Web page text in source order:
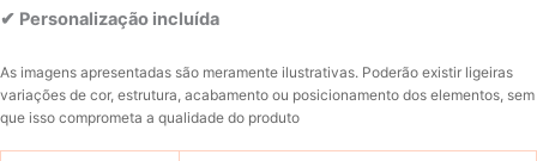
✔ Personalização incluída
As imagens apresentadas são meramente ilustrativas. Poderão existir ligeiras
variações de cor, estrutura, acabamento ou posicionamento dos elementos, sem
que isso comprometa a qualidade do produto